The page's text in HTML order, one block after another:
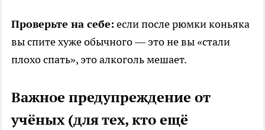
Проверьте на себе: если после рюмки коньяка
вы спите хуже обычного — это не вы «стали
плохо спать», это алкоголь мешает.
Важное предупреждение от
учёных (для тех, кто ещё